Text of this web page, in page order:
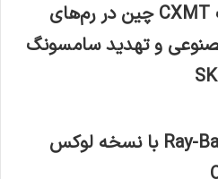
پیشرفت CXMT چین در رم‌های
و تهدید سامسونگ
Ray-Ban Meta با نسخه لوکس